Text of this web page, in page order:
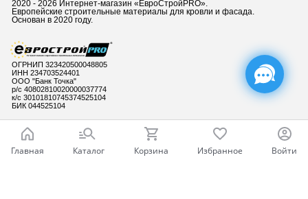
2020 - 2026 Интернет-магазин «ЕвроСтройPRO».
Европейские строительные материалы для кровли и фасада.
Основан в 2020 году.
ОГРНИП 323420500048805
ИНН 234703524401
ООО "Банк Точка"
р/с 40802810020000037774
к/с 30101810745374525104
БИК 044525104
Главная Каталог Корзина Избранное Войти